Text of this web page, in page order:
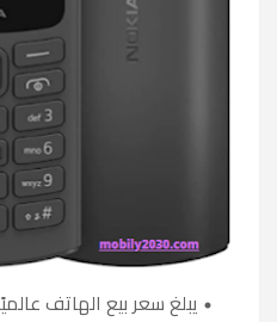
يبلغ سعر بيع الهاتف